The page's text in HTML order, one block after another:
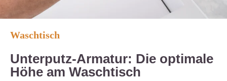
Waschtisch
Unterputz-Armatur: Die optimale
Höhe am Waschtisch